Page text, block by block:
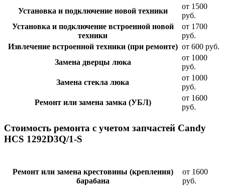
Установка и подключение новой техники
от 1500
руб.
Установка и подключение встроенной новой
техники
от 1700
руб.
Извлечение встроенной техники (при ремонте) от 600 руб.
Замена дверцы люка
от 1000
руб.
Замена стекла люка
от 1000
руб.
Ремонт или замена замка (УБЛ)
от 1600
руб.
Стоимость ремонта с учетом запчастей Candy
HCS 1292D3Q/1-S
Ремонт или замена крестовины (крепления)
барабана
от 1600
руб.